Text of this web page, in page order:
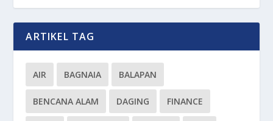
ARTIKEL TAG
AIR BAGNAIA BALAPAN
BENCANA ALAM DAGING FINANCE